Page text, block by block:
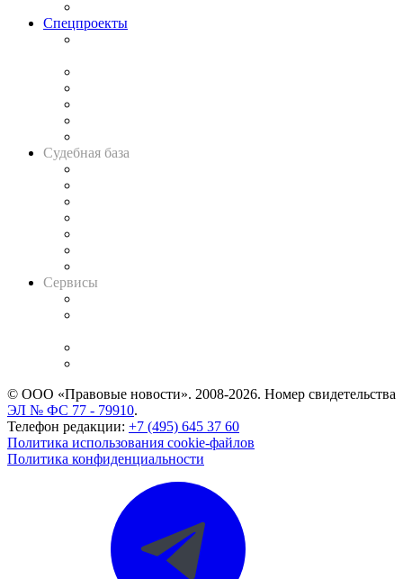
Спецпроекты
Судебная база
Сервисы
© ООО «Правовые новости». 2008-2026. Номер свидетельства
ЭЛ № ФС 77 - 79910.
Телефон редакции: +7 (495) 645 37 60
Политика использования cookie-файлов
Политика конфиденциальности